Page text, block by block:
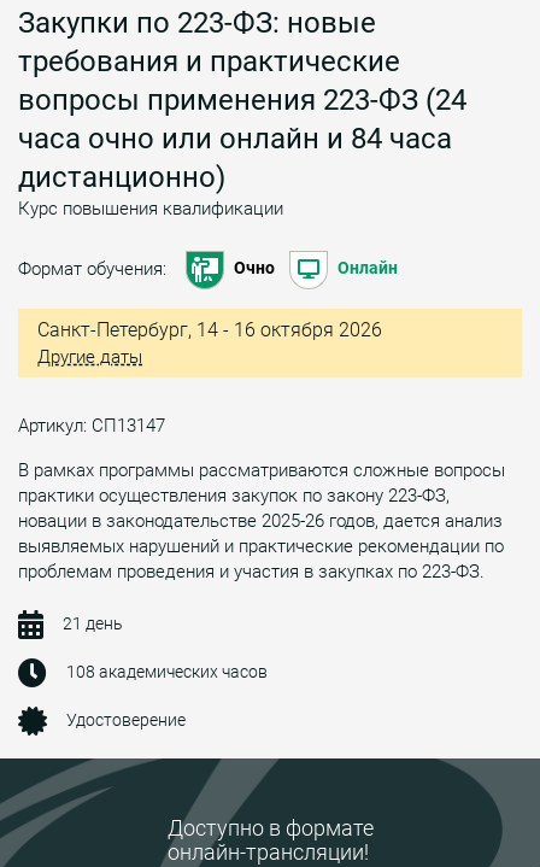
Доступно в формате
онлайн-трансляции!
Закупки по 223-ФЗ: новые
требования и практические
вопросы применения 223-ФЗ (24
часа очно или онлайн и 84 часа
дистанционно)
Курс повышения квалификации
Формат обучения: Очно Онлайн
Санкт-Петербург, 14 - 16 октября 2026
Другие даты
Артикул: СП13147
В рамках программы рассматриваются сложные вопросы
практики осуществления закупок по закону 223-ФЗ,
новации в законодательстве 2025-26 годов, дается анализ
выявляемых нарушений и практические рекомендации по
проблемам проведения и участия в закупках по 223-ФЗ.
21 день
108 академических часов
Удостоверение
конфиденциальности
Заказать